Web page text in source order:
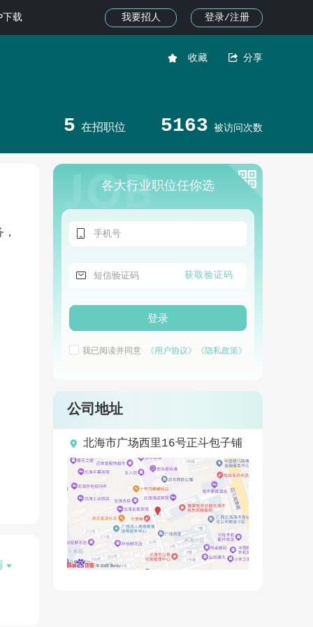
下载 我要招人 登录/注册
 收藏  分享
5 在招职位 5163 被访问次数

各大行业职位任你选

 获取验证码
登录
我已阅读并同意 《用户协议》 《隐私政策》
公司地址
 北海市广场西里16号正斗包子铺